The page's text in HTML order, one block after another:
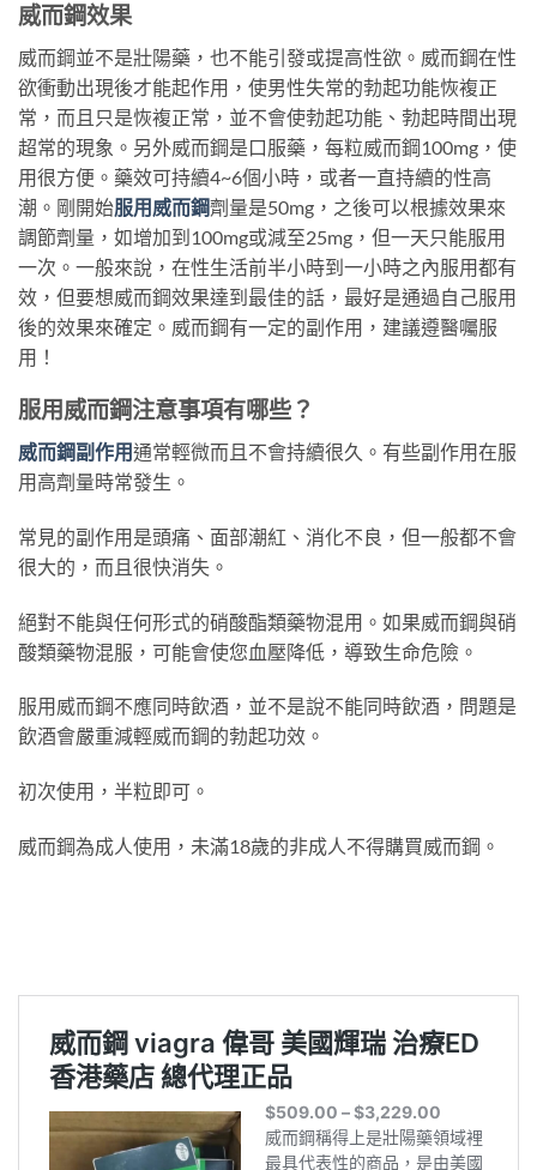
威而鋼效果
威而鋼並不是壯陽藥，也不能引發或提高性欲。威而鋼在性
欲衝動出現後才能起作用，使男性失常的勃起功能恢複正
常，而且只是恢複正常，並不會使勃起功能、勃起時間出現
超常的現象。另外威而鋼是口服藥，每粒威而鋼100mg，使
用很方便。藥效可持續4~6個小時，或者一直持續的性高
潮。剛開始服用威而鋼劑量是50mg，之後可以根據效果來
調節劑量，如增加到100mg或減至25mg，但一天只能服用
一次。一般來說，在性生活前半小時到一小時之內服用都有
效，但要想威而鋼效果達到最佳的話，最好是通過自己服用
後的效果來確定。威而鋼有一定的副作用，建議遵醫囑服
用！
服用威而鋼注意事項有哪些？
威而鋼副作用通常輕微而且不會持續很久。有些副作用在服
用高劑量時常發生。
常見的副作用是頭痛、面部潮紅、消化不良，但一般都不會
很大的，而且很快消失。
絕對不能與任何形式的硝酸酯類藥物混用。如果威而鋼與硝
酸類藥物混服，可能會使您血壓降低，導致生命危險。
服用威而鋼不應同時飲酒，並不是說不能同時飲酒，問題是
飲酒會嚴重減輕威而鋼的勃起功效。
初次使用，半粒即可。
威而鋼為成人使用，未滿18歲的非成人不得購買威而鋼。